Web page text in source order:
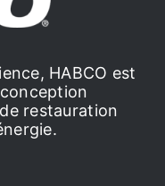
HABCO est
restauration